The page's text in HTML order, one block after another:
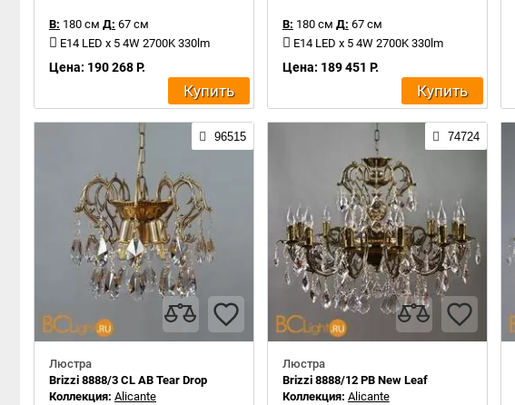
В: 180 см Д: 67 см
E14 LED x 5 4W 2700K 330lm
Цена: 190 268 Р.
Купить
В: 180 см Д: 67 см
E14 LED x 5 4W 2700K 330lm
Цена: 189 451 Р.
Купить
96515
Люстра
Brizzi 8888/3 CL AB Tear Drop
Коллекция: Alicante
74724
Люстра
Brizzi 8888/12 PB New Leaf
Коллекция: Alicante